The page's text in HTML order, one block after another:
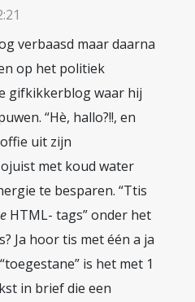
verbaasd maar daarna
op het politiek
gifkikkerblog waar hij
“Hè, hallo?!!, en
uit zijn
met koud water
te besparen. “Ttis
HTML- tags” onder het
Ja hoor tis met één a ja
is het met 1
in brief die een